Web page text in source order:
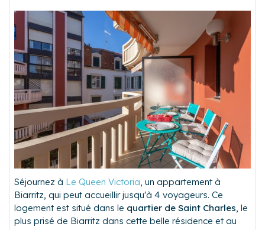
Séjournez à Le Queen Victoria , un appartement à
Biarritz, qui peut accueillir jusqu'à 4 voyageurs. Ce
logement est situé dans le quartier de Saint Charles , le
plus prisé de Biarritz dans cette belle résidence et au